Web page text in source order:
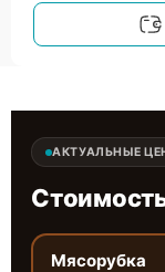
АКТУАЛЬНЫЕ
Мясорубка